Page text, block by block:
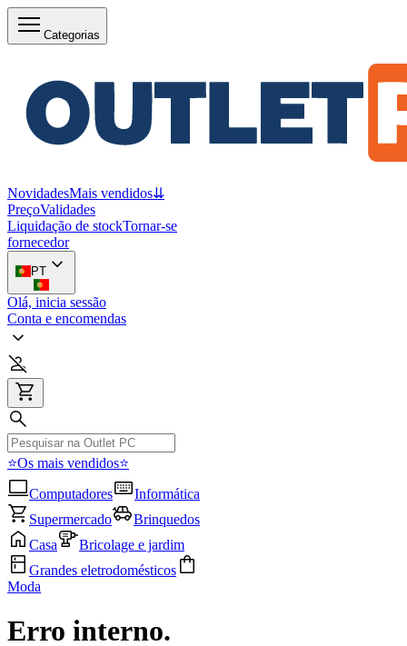
Categorias
NovidadesMais vendidos⇊
PreçoValidades
Liquidação de stockTornar-se
fornecedor
PT
Olá, inicia sessão
Conta e encomendas
⭐Os mais vendidos⭐
Computadores
Informática
Supermercado
Brinquedos
Casa
Bricolage e jardim
Grandes eletrodomésticos
Moda
Erro interno.